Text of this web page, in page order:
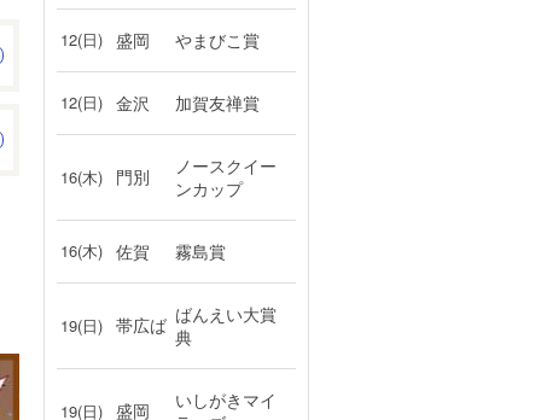
12(日) 盛岡 やまびこ賞
12(日) 金沢 加賀友禅賞
16(木) 門別
ノースクイー
ンカップ
16(木) 佐賀 霧島賞
19(日) 帯広ば ばんえい大賞
典
19(日) 盛岡
いしがきマイ